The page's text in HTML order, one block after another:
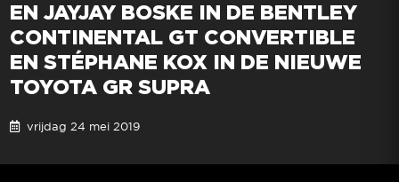
EN JAYJAY BOSKE IN DE BENTLEY
CONTINENTAL GT CONVERTIBLE
EN STÉPHANE KOX IN DE NIEUWE
TOYOTA GR SUPRA
vrijdag 24 mei 2019